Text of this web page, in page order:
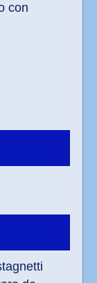
con